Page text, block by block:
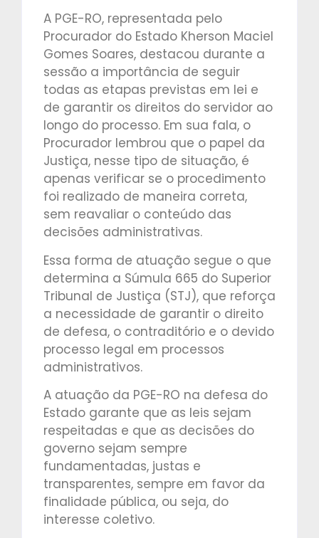
A PGE-RO, representada pelo
Procurador do Estado Kherson Maciel
Gomes Soares, destacou durante a
sessão a importância de seguir
todas as etapas previstas em lei e
de garantir os direitos do servidor ao
longo do processo. Em sua fala, o
Procurador lembrou que o papel da
Justiça, nesse tipo de situação, é
apenas verificar se o procedimento
foi realizado de maneira correta,
sem reavaliar o conteúdo das
decisões administrativas.
Essa forma de atuação segue o que
determina a Súmula 665 do Superior
Tribunal de Justiça (STJ), que reforça
a necessidade de garantir o direito
de defesa, o contraditório e o devido
processo legal em processos
administrativos.
A atuação da PGE-RO na defesa do
Estado garante que as leis sejam
respeitadas e que as decisões do
governo sejam sempre
fundamentadas, justas e
transparentes, sempre em favor da
finalidade pública, ou seja, do
interesse coletivo.